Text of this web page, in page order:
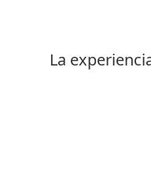
La